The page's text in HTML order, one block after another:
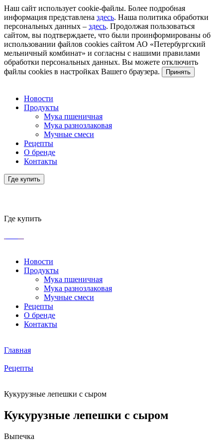
Наш сайт использует cookie-файлы. Более подробная
информация представлена здесь. Наша политика обработки
персональных данных – здесь. Продолжая пользоваться
сайтом, вы подтверждаете, что были проинформированы об
использовании файлов cookies сайтом АО «Петербургский
мельничный комбинат» и согласны с нашими правилами
обработки персональных данных. Вы можете отключить
файлы cookies в настройках Вашего браузера.
Принять
Новости
Продукты
Мука пшеничная
Мука разнозлаковая
Мучные смеси
Рецепты
О бренде
Контакты
Где купить
Где купить
Новости
Продукты
Мука пшеничная
Мука разнозлаковая
Мучные смеси
Рецепты
О бренде
Контакты
Главная
Рецепты
Кукурузные лепешки с сыром
Кукурузные лепешки с сыром
Выпечка